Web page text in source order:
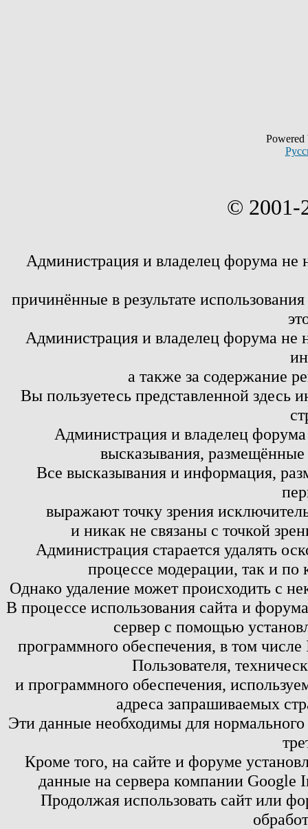
© 2001-
Администрация и владелец форума не
причинённые в результате
Администрация и владелец форума не
а также за содержание
Вы пользуетесь представленной здесь
Администрация и владелец
высказывания,
Все высказывания и информация,
выражают точку зрения
и никак не связаны с точкой
Администрация старается удалять
процессе модерации, так и по
Однако удаление может происходить с
В процессе использования сайта и
сервер с помощью
программного обеспечения, в том
Пользователя,
и программного обеспечения,
адреса запрашиваемых
Эти данные необходимы для
Кроме того, на сайте и форуме
данные на сервера компании
Продолжая использовать сайт или